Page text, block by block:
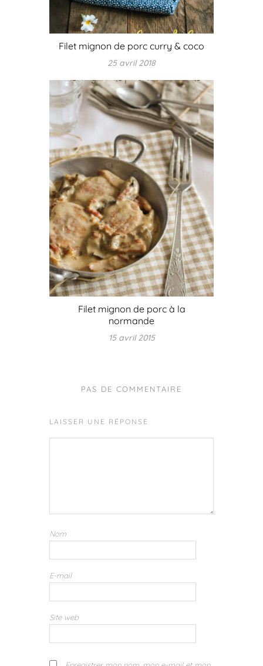
Filet mignon de porc curry & coco
25 avril 2018
Filet mignon de porc à la
normande
15 avril 2015
PAS DE COMMENTAIRE
LAISSER UNE RÉPONSE
Nom
E-mail
Site web